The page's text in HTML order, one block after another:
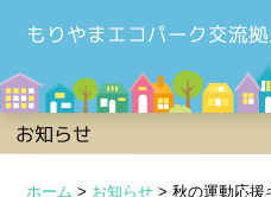
もりやまエコパーク交流
お知らせ
ホーム > お知らせ >秋の運動応援